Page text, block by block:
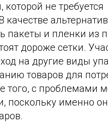
не требуется
качестве
пакеты и пленки из
дороже сетки.
на другие виды
товаров для
того, с проблемами
поскольку именно